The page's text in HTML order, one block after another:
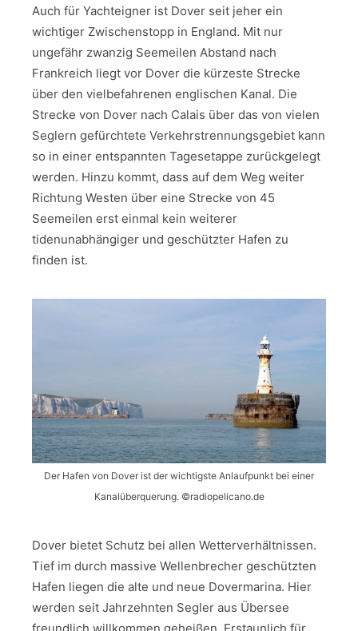
Auch für Yachteigner ist Dover seit jeher ein
wichtiger Zwischenstopp in England. Mit nur
ungefähr zwanzig Seemeilen Abstand nach
Frankreich liegt vor Dover die kürzeste Strecke
über den vielbefahrenen englischen Kanal. Die
Strecke von Dover nach Calais über das von vielen
Seglern gefürchtete Verkehrstrennungsgebiet kann
so in einer entspannten Tagesetappe zurückgelegt
werden. Hinzu kommt, dass auf dem Weg weiter
Richtung Westen über eine Strecke von 45
Seemeilen erst einmal kein weiterer
tidenunabhängiger und geschützter Hafen zu
finden ist.
Der Hafen von Dover ist der wichtigste Anlaufpunkt bei einer
Kanalüberquerung. ©radiopelicano.de
Dover bietet Schutz bei allen Wetterverhältnissen.
Tief im durch massive Wellenbrecher geschützten
Hafen liegen die alte und neue Dovermarina. Hier
werden seit Jahrzehnten Segler aus Übersee